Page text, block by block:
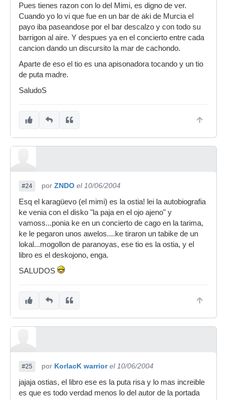
Pues tienes razon con lo del Mimi, es digno de ver.
Cuando yo lo vi que fue en un bar de aki de Murcia el
payo iba paseandose por el bar descalzo y con todo su
barrigon al aire. Y despues ya en el concierto entre cada
cancion dando un discursito la mar de cachondo.
Aparte de eso el tio es una apisonadora tocando y un tio
de puta madre.
SaludoS
#24 por ZNDO el 10/06/2004
Esq el karagüevo (el mimi) es la ostia! lei la autobiografia
ke venia con el disko "la paja en el ojo ajeno" y
vamoss...ponia ke en un concierto de cago en la tarima,
ke le pegaron unos awelos....ke tiraron un tabike de un
lokal...mogollon de paranoyas, ese tio es la ostia, y el
libro es el deskojono, enga.
SALUDOS
#25 por KorlacK warrior el 10/06/2004
jajaja ostias, el libro ese es la puta risa y lo mas increible
es que es todo verdad menos lo del autor de la portada